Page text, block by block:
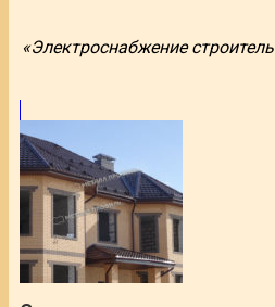
«Электроснабжение